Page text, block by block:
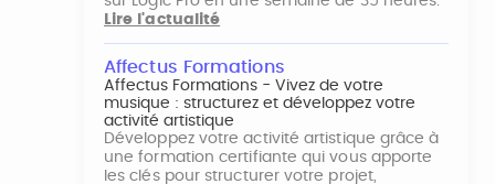
Lire l'actualité
Affectus Formations
Affectus Formations - Vivez de votre
musique : structurez et développez votre
activité artistique
Développez votre activité artistique grâce à
une formation certifiante qui vous apporte
les clés pour structurer votre projet,